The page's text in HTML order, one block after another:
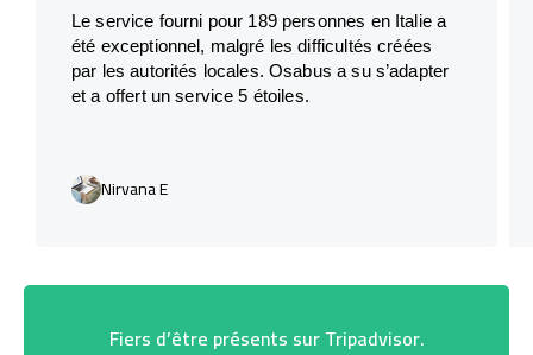
Le service fourni pour 189 personnes en Italie a
été exceptionnel, malgré les difficultés créées
par les autorités locales. Osabus a su s’adapter
et a offert un service 5 étoiles.
Nirvana E
Fiers d’être présents sur Tripadvisor.